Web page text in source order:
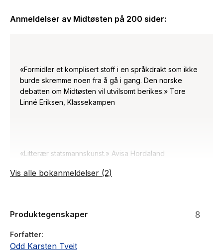
Anmeldelser av Midtøsten på 200 sider:
«Formidler et komplisert stoff i en språkdrakt som ikke
burde skremme noen fra å gå i gang. Den norske
debatten om Midtøsten vil utvilsomt berikes.» Tore
Linné Eriksen, Klassekampen
«Litterær statsmannskunst.» Avisa Hordaland
Vis alle bokanmeldelser (2)
Produktegenskaper
Forfatter
Odd Karsten Tveit